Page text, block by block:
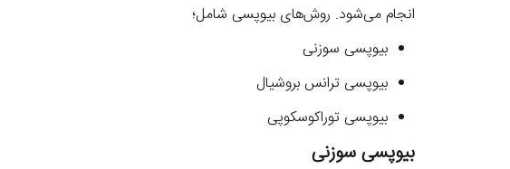
انجام می‌شود. روش‌های بیوپسی شامل؛
بیوپسی سوزنی
بیوپسی ترانس بروشیال
بیوپسی توراکوسکوپی
بیوپسی سوزنی